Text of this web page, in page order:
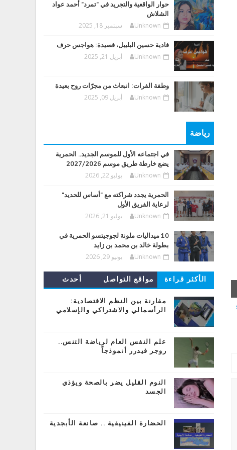
حوار الواقعية والتجريد في "تمرد" أحمد عواد
الشلاش
Unknown سبتمبر 18, 2025
فادية حسين البليبل، قصيدة: هواجس حرف
Unknown أبريل 21, 2025
وطفة الفرات: انبعاث من مجرّات روح بعيدة
Unknown أبريل 09, 2025
رياضة
في اجتماعه الأول للموسم الجديد.. الحمرية
يضع خارطة طريق موسم 2027/2026
Unknown يوليو 22, 2026
الحمرية يجدد شراكته مع "أساس للحديد"
لرعاية الفريق الأول
Unknown يوليو 21, 2026
10 ميداليات ملونة لجوجيتسو الحمرية في
بطولة خالد بن محمد بن زايد
Unknown يونيو 29, 2026
الأكثر قراءة مواقع التواصل
أحدث
مقارنة بين النظم الاقتصادية:
الرأسمالي والاشتراكي والإسلامي
علم النفس العام لرياضة التنس..
روجر فيدرر أنموذجاً
النوم القليل يضر بالصحة ويؤذي
الجسد
الحضارة الفينيقية .. صانعة الأبجدية